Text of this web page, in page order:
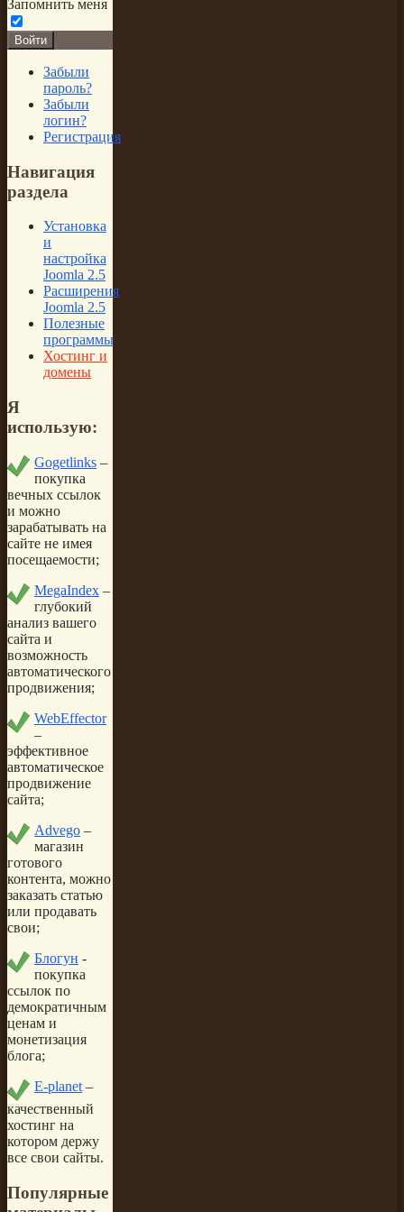
Запомнить меня
Войти
Забыли
пароль?
Забыли
логин?
Регистрация
Навигация
раздела
Установка
и
настройка
Joomla 2.5
Расширения
Joomla 2.5
Полезные
программы
Хостинг и
домены
Я
использую:
Gogetlinks –
покупка
вечных ссылок
и можно
зарабатывать на
сайте не имея
посещаемости;
MegaIndex –
глубокий
анализ вашего
сайта и
возможность
автоматического
продвижения;
WebEffector
–
эффективное
автоматическое
продвижение
сайта;
Advego –
магазин
готового
контента, можно
заказать статью
или продавать
свои;
Блогун -
покупка
ссылок по
демократичным
ценам и
монетизация
блога;
E-planet –
качественный
хостинг на
котором держу
все свои сайты.
Популярные